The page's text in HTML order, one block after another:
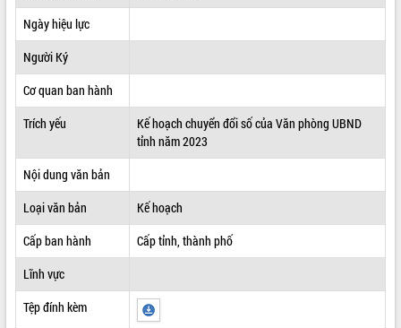
THÔNG TIN CHỈ ĐẠO ĐIỀU HÀNH
HỆ THỐNG VĂN BẢN
VĂN BẢN HĐND TỈNH
ĐIỂM TIN VĂN BẢN
Ngày hiệu lực
Người Ký
Cơ quan ban hành
Trích yếu
Kế hoạch chuyển đổi số của Văn phòng UBND
tỉnh năm 2023
Nội dung văn bản
Loại văn bản
Kế hoạch
Cấp ban hành
Cấp tỉnh, thành phố
Lĩnh vực
Tệp đính kèm